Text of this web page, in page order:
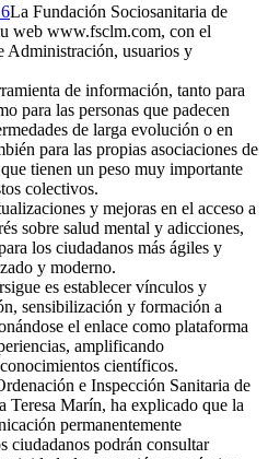
La Fundación Sociosanitaria de
web www.fsclm.com, con el
Administración, usuarios y
de información, tanto para
para las personas que padecen
de larga evolución o en
para las propias asociaciones de
tienen un peso muy importante
colectivos.
y mejoras en el acceso a
sobre salud mental y adicciones,
los ciudadanos más ágiles y
y moderno.
es establecer vínculos y
sensibilización y formación a
el enlace como plataforma
amplificando
científicos.
e Inspección Sanitaria de
Teresa Marín, ha explicado que la
permanentemente
ciudadanos podrán consultar